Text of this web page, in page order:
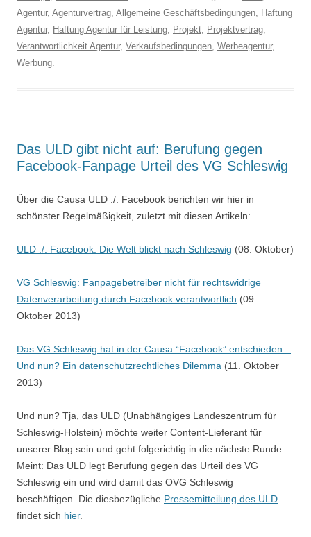
Agentur, Agenturvertrag Allgemeine Geschäftsbedingungen
Haftung
Agentur, Haftung Agentur für Leistung Projekt Projektvertrag
Verantwortlichkeit Agentur, Verkaufsbedingungen Werbeagentur,
Werbung
Das ULD gibt nicht auf: Berufung gegen
Facebook-Fanpage Urteil des VG Schleswig
Über die Causa ULD ./. Facebook berichten wir hier in
schönster Regelmäßigkeit, zuletzt mit diesen Artikeln:
ULD ./. Facebook: Die Welt blickt nach Schleswig (08. Oktober)
VG Schleswig: Fanpagebetreiber nicht für rechtswidrige
Datenverarbeitung durch Facebook verantwortlich (09.
Oktober 2013)
Das VG Schleswig hat in der Causa “Facebook” entschieden –
Und nun? Ein datenschutzrechtliches Dilemma (11. Oktober
2013)
Und nun? Tja, das ULD (Unabhängiges Landeszentrum für
Schleswig-Holstein) möchte weiter Content-Lieferant für
unserer Blog sein und geht folgerichtig in die nächste Runde.
Meint: Das ULD legt Berufung gegen das Urteil des VG
Schleswig ein und wird damit das OVG Schleswig
beschäftigen. Die diesbezügliche Pressemitteilung des ULD
findet sich hier.